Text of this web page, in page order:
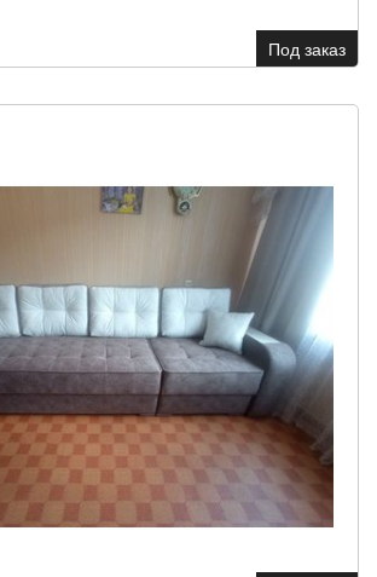
Под заказ